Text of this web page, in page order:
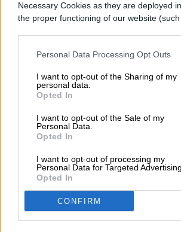
Necessary Cookies as they are deployed
the proper functioning of our website
Personal Data Processing Opt Outs
I want to opt-out of the Sharing of my
personal data.
Opted In
I want to opt-out of the Sale of my
Personal Data.
Opted In
I want to opt-out of processing my
Personal Data for Targeted Advertising.
Opted In
CONFIRM
dentro y por fuera, y contiene
aseguran que estás
su dinero. Dicho esto, el
precio de $98,120 dólares, no
el mundo, pero si es la opción
SUV de lujo.
Juan Garcia
Former Digital